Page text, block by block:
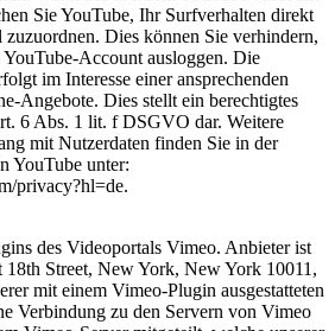
Sie YouTube, Ihr Surfverhalten direkt
Dies können Sie verhindern,
Account ausloggen. Die
im Interesse einer ansprechenden
Angebote. Dies stellt ein berechtigtes
6 Abs. 1 lit. f DSGVO dar. Weitere
mit Nutzerdaten finden Sie in der
YouTube unter:
privacy?hl=de.
des Videoportals Vimeo. Anbieter ist
Street, New York, New York 10011,
mit einem Vimeo-Plugin ausgestatteten
Verbindung zu den Servern von Vimeo